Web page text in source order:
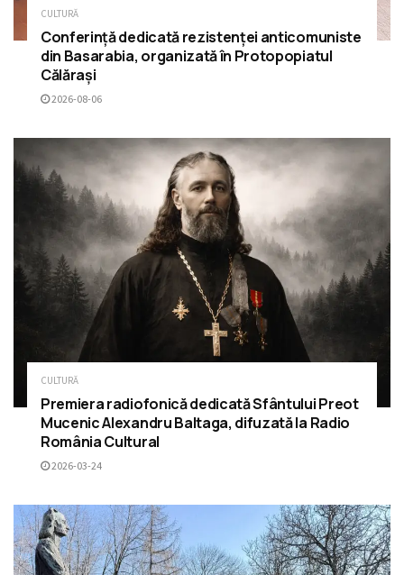
CULTURĂ
Conferință dedicată rezistenței anticomuniste
din Basarabia, organizată în Protopopiatul
Călărași
2026-08-06
CULTURĂ
Premiera radiofonică dedicată Sfântului Preot
Mucenic Alexandru Baltaga, difuzată la Radio
România Cultural
2026-03-24